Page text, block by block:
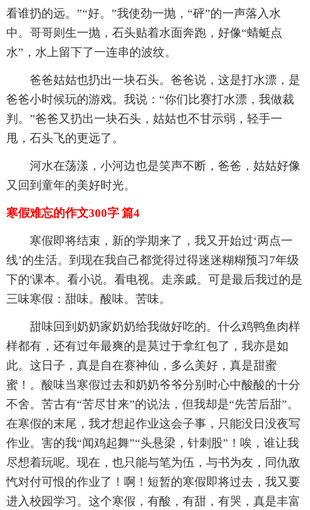
看谁扔的远。”“好。”我使劲一抛，“砰”的一声落入水
中。哥哥则生一抛，石头贴着水面奔跑，好像“蜻蜓点
水”，水上留下了一连串的波纹。
爸爸姑姑也扔出一块石头。爸爸说，这是打水漂，是
爸爸小时候玩的游戏。我说：“你们比赛打水漂，我做裁
判。”爸爸又扔出一块石头，姑姑也不甘示弱，轻手一
甩，石头飞的更远了。
河水在荡漾，小河边也是笑声不断，爸爸，姑姑好像
又回到童年的美好时光。
寒假难忘的作文300字 篇4
寒假即将结束，新的学期来了，我又开始过‘两点一
线’的生活。到现在我自己都觉得过得迷迷糊糊预习7年级
下的'课本。看小说。看电视。走亲戚。可是最后我过的是
三味寒假：甜味。酸味。苦味。
甜味回到奶奶家奶奶给我做好吃的。什么鸡鸭鱼肉样
样都有，还有过年最爽的是莫过于拿红包了，我亦是如
此。这日子，真是自在赛神仙，多么美好，真是甜蜜
蜜！。酸味当寒假过去和奶奶爷爷分别时心中酸酸的十分
不舍。苦古有“苦尽甘来”的说法，但我却是“先苦后甜”。
在寒假的末尾，我才想起作业这会子事，只能没日没夜写
作业。害的我“闻鸡起舞”“头悬梁，针刺股”！唉，谁让我
尽想着玩呢。现在，也只能与笔为伍，与书为友，同仇敌
忾对付可恨的作业了！啊！短暂的寒假即将过去，我又要
进入校园学习。这个寒假，有酸，有甜，有哭，真是丰富